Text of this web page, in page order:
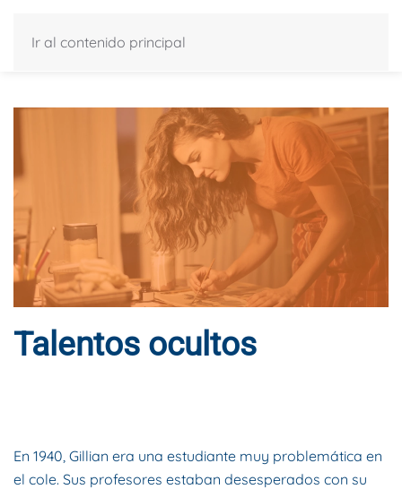
Ir al contenido principal
Talentos ocultos
En 1940, Gillian era una estudiante muy problemática en
el cole. Sus profesores estaban desesperados con su